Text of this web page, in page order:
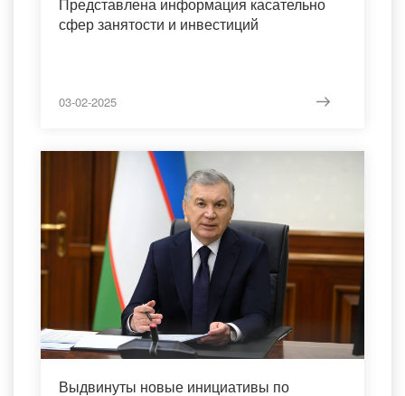
сфер занятости и инвестиций
03-02-2025
Выдвинуты новые инициативы по